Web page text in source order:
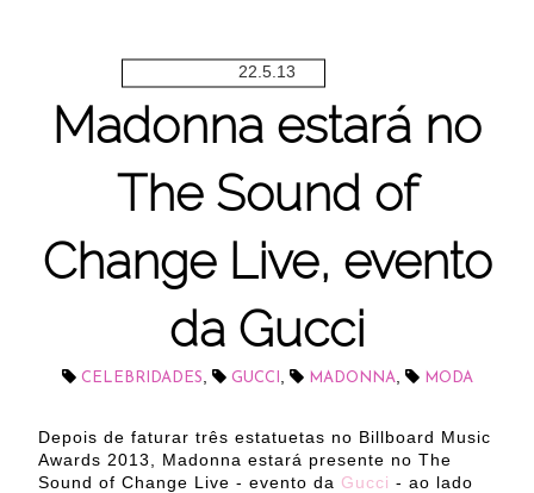
22.5.13
Madonna estará no
The Sound of
Change Live, evento
da Gucci
CELEBRIDADES GUCCI MADONNA MODA
Depois de faturar três estatuetas no Billboard Music
Awards 2013, Madonna estará presente no The
Sound of Change Live - evento da Gucci - ao lado